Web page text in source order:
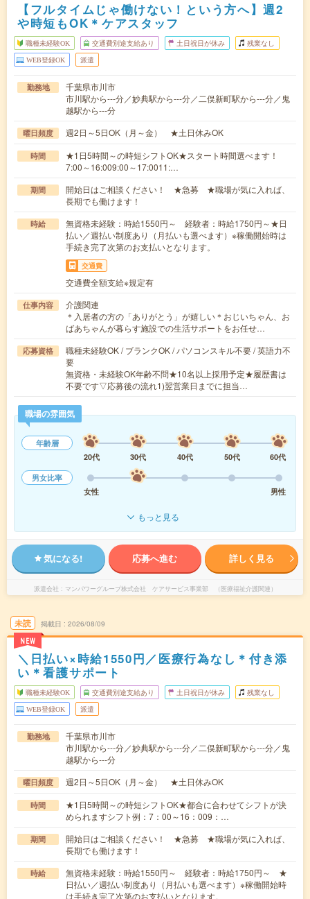
【フルタイムじゃ働けない！という方へ】週2
や時短もOK＊ケアスタッフ
職種未経験OK 交通費別途支給あり 土日祝日が休み 残業なし
WEB登録OK 派遣
勤務地
千葉県市川市
市川駅から---分／妙典駅から---分／二俣新町駅から---分／鬼
越駅から---分
曜日頻度 週2日～5日OK（月～金） ★土日休みOK
時間
★1日5時間～の時短シフトOK★スタート時間選べます！
7:00～16:009:00～17:0011:…
期間
開始日はご相談ください！ ★急募 ★職場が気に入れば、
長期でも働けます！
時給
無資格未経験：時給1550円～ 経験者：時給1750円～★日
払い／週払い制度あり（月払いも選べます）※稼働開始時は
手続き完了次第のお支払いとなります。
交通費
交通費全額支給※規定有
仕事内容
介護関連
＊入居者の方の「ありがとう」が嬉しい＊おじいちゃん、お
ばあちゃんが暮らす施設での生活サポートをお任せ…
応募資格
職種未経験OK / ブランクOK / パソコンスキル不要 / 英語力不
要
無資格・未経験OK年齢不問★10名以上採用予定★履歴書は
不要です▽応募後の流れ1)翌営業日までに担当…
職場の雰囲気
年齢層
20代
30代 40代 50代
60代
男女比率
女性
男性
もっと見る
気になる! 応募へ進む 詳しく見る
派遣会社 マンパワーグループ株式会社 ケアサービス事業部 （医療福祉介護関連）
未読
NEW
掲載日 2026/08/09
＼日払い×時給1550円／医療行為なし＊付き添
い＊看護サポート
職種未経験OK 交通費別途支給あり 土日祝日が休み 残業なし
WEB登録OK 派遣
勤務地
千葉県市川市
市川駅から---分／妙典駅から---分／二俣新町駅から---分／鬼
越駅から---分
曜日頻度 週2日～5日OK（月～金） ★土日休みOK
時間
★1日5時間～の時短シフトOK★都合に合わせてシフトが決
められますシフト例：7：00～16：009：…
期間
開始日はご相談ください！ ★急募 ★職場が気に入れば、
長期でも働けます！
時給
無資格未経験：時給1550円～ 経験者：時給1750円～ ★
日払い／週払い制度あり（月払いも選べます）※稼働開始時
は手続き完了次第のお支払いとなります。